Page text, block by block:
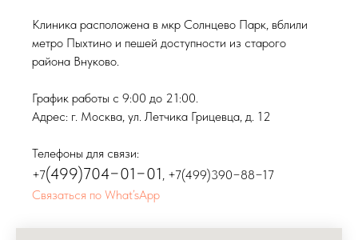
Клиника расположена в мкр Солнцево Парк, вблили
метро Пыхтино и пешей доступности из старого
района Внуково.
График работы с 9:00 до 21:00.
Адрес: г. Москва, ул. Летчика Грицевца, д. 12
Телефоны для связи:
+7(499)704−01−01, +7(499)390−88−17
Связаться по What’sApp